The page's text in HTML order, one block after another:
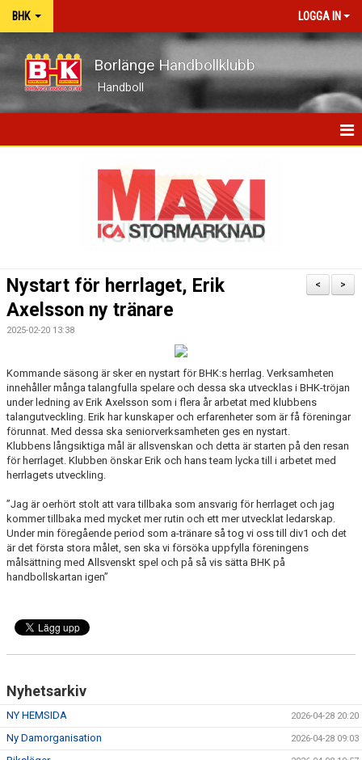
BHK LOGGA IN
Borlänge Handbollklubb
Handboll
KONTAKT
VÅRA LAG/TRÄNARE
MATCHER
MEDLEMS INFO
UNGDOMSKOMMITTÉN
>
<
Nystart för herrlaget, Erik
Axelsson ny tränare
2025-02-20 13:38
Kommande säsong är sker en nystart för BHK:s herrlag. Verksamheten
innehåller många talangfulla spelare och dessa ska utvecklas i BHK-tröjan
under ledning av Erik Axelsson som i flera år arbetat med klubbens
talangutveckling. Erik har kunskaper och erfarenheter som är få föreningar
förunnat. Med dessa ska seniorverksamheten ges en nystart.
Klubbens långsiktiga mål är allsvenskan och detta är starten på den resan
för herrlaget. Klubben önskar Erik och hans team lycka till i arbetet med
herrlagets utveckling.
”Jag är oerhört stolt att vara tillbaka som ansvarig för herrlaget och jag
kommer tillbaka med mycket mer rutin och ett mer utvecklat ledarskap.
Under min föregående period som a-tränare så tog vi oss till div1 och det
är det första stora målet, sen ska vi försöka uppfylla föreningens
målsättning med Allsvenskt spel och på så vis sätta BHK på
handbollskartan igen”
Nyhetsarkiv
NY HEMSIDA 2026-04-28 20:20
Ny Damorganisation 2026-04-28 09:03